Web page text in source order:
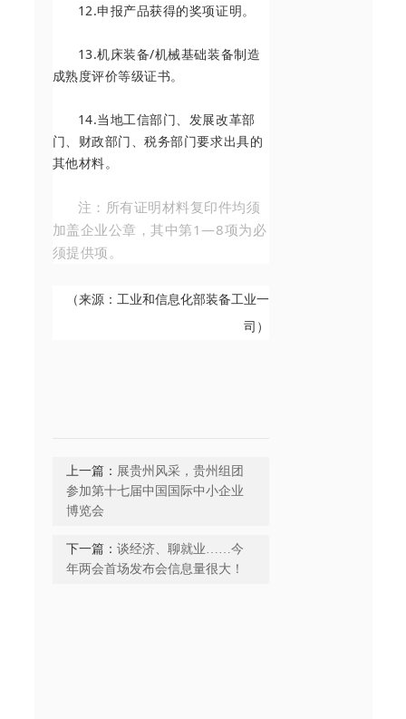
12.申报产品获得的奖项证明。
13.机床装备/机械基础装备制造
成熟度评价等级证书。
14.当地工信部门、发展改革部
门、财政部门、税务部门要求出具的
其他材料。
注：所有证明材料复印件均须
加盖企业公章，其中第1—8项为必
须提供项。
（来源：工业和信息化部装备工业一
司 ）
上一篇： 展贵州风采，贵州组团
参加第十七届中国国际中小企业
博览会
下一篇： 谈经济、聊就业……今
年两会首场发布会信息量很大！